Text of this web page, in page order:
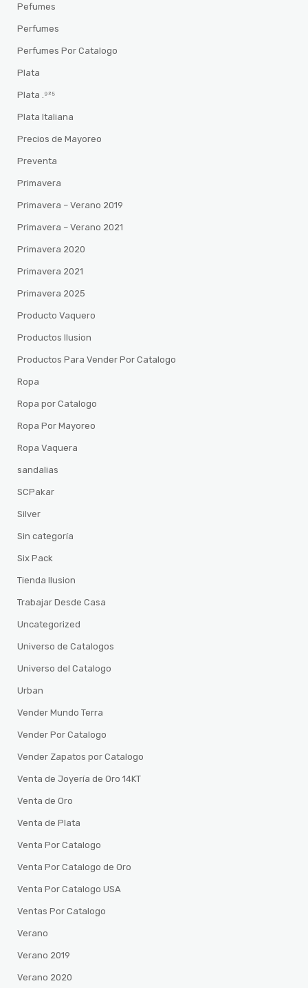
Pefumes
Perfumes
Perfumes Por Catalogo
Plata
Plata .⁹²⁵
Plata Italiana
Precios de Mayoreo
Preventa
Primavera
Primavera – Verano 2019
Primavera – Verano 2021
Primavera 2020
Primavera 2021
Primavera 2025
Producto Vaquero
Productos Ilusion
Productos Para Vender Por Catalogo
Ropa
Ropa por Catalogo
Ropa Por Mayoreo
Ropa Vaquera
sandalias
SCPakar
Silver
Sin categoría
Six Pack
Tienda Ilusion
Trabajar Desde Casa
Uncategorized
Universo de Catalogos
Universo del Catalogo
Urban
Vender Mundo Terra
Vender Por Catalogo
Vender Zapatos por Catalogo
Venta de Joyería de Oro 14KT
Venta de Oro
Venta de Plata
Venta Por Catalogo
Venta Por Catalogo de Oro
Venta Por Catalogo USA
Ventas Por Catalogo
Verano
Verano 2019
Verano 2020